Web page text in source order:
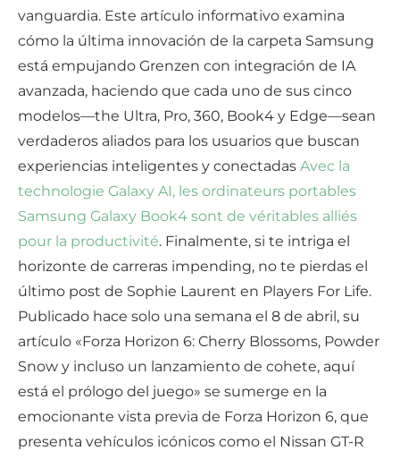
vanguardia. Este artículo informativo examina
cómo la última innovación de la carpeta Samsung
está empujando Grenzen con integración de IA
avanzada, haciendo que cada uno de sus cinco
modelos—the Ultra, Pro, 360, Book4 y Edge—sean
verdaderos aliados para los usuarios que buscan
experiencias inteligentes y conectadas Avec la
technologie Galaxy AI, les ordinateurs portables
Samsung Galaxy Book4 sont de véritables alliés
pour la productivité. Finalmente, si te intriga el
horizonte de carreras impending, no te pierdas el
último post de Sophie Laurent en Players For Life.
Publicado hace solo una semana el 8 de abril, su
artículo «Forza Horizon 6: Cherry Blossoms, Powder
Snow y incluso un lanzamiento de cohete, aquí
está el prólogo del juego» se sumerge en la
emocionante vista previa de Forza Horizon 6, que
presenta vehículos icónicos como el Nissan GT-R